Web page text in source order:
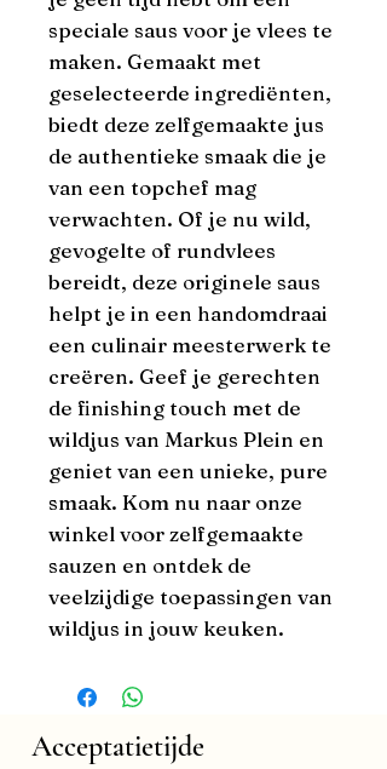
speciale saus voor je vlees te
maken. Gemaakt met
geselecteerde ingrediënten,
biedt deze zelfgemaakte jus
de authentieke smaak die je
van een topchef mag
verwachten. Of je nu wild,
gevogelte of rundvlees
bereidt, deze originele saus
helpt je in een handomdraai
een culinair meesterwerk te
creëren. Geef je gerechten
de finishing touch met de
wildjus van Markus Plein en
geniet van een unieke, pure
smaak. Kom nu naar onze
winkel voor zelfgemaakte
sauzen en ontdek de
veelzijdige toepassingen van
wildjus in jouw keuken.
Acceptatietijde